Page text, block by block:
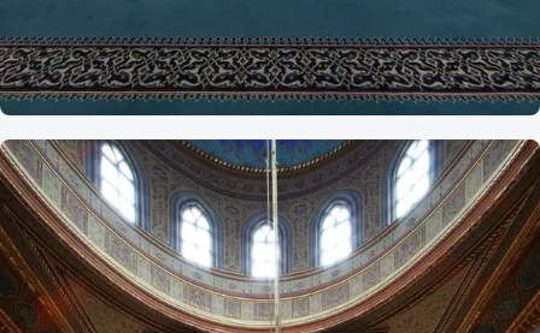
Referans
ABD Maryland
Türk Amerikan Merkezi